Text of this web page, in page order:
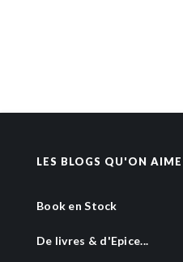
LES BLOGS QU'ON AIME
Book en Stock
De livres & d'Epice...